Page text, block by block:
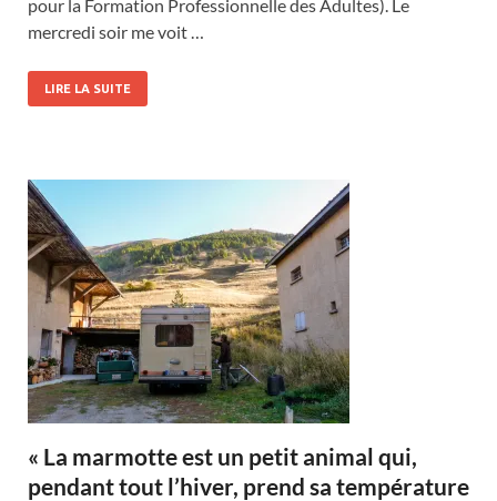
pour la Formation Professionnelle des Adultes). Le
mercredi soir me voit …
LIRE LA SUITE
« La marmotte est un petit animal qui,
pendant tout l’hiver, prend sa température